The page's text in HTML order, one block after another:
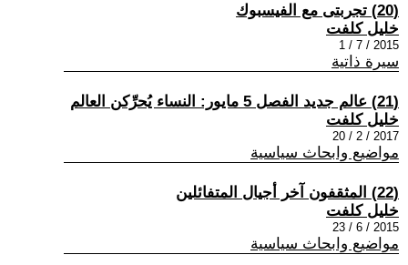
(20) تجربتى مع الفيسبوك
خليل كلفت
2015 / 7 / 1
سيرة ذاتية
(21) عالم جديد الفصل 5 مايور: النساء يُحرِّكن العالم
خليل كلفت
2017 / 2 / 20
مواضيع وابحاث سياسية
(22) المثقفون آخر أجيال المتفائلين
خليل كلفت
2015 / 6 / 23
مواضيع وابحاث سياسية